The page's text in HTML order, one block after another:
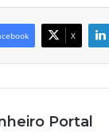
X
Portal